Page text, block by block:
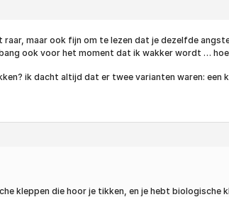
maar ook fijn om te lezen dat je dezelfde
ook voor het moment dat ik wakker wordt …
ik dacht altijd dat er twee varianten waren:
kleppen die hoor je tikken, en je hebt